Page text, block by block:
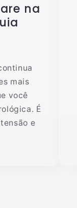
na
mais
você
É
e